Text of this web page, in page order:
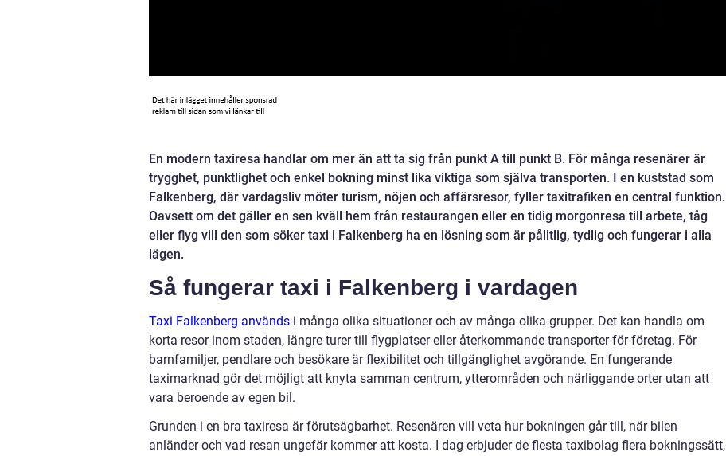
En modern taxiresa handlar om mer än att ta sig från punkt A till punkt B. För många resenärer är
trygghet, punktlighet och enkel bokning minst lika viktiga som själva transporten. I en kuststad som
Falkenberg, där vardagsliv möter turism, nöjen och affärsresor, fyller taxitrafiken en central funktion.
Oavsett om det gäller en sen kväll hem från restaurangen eller en tidig morgonresa till arbete, tåg
eller flyg vill den som söker taxi i Falkenberg ha en lösning som är pålitlig, tydlig och fungerar i alla
lägen.
Så fungerar taxi i Falkenberg i vardagen
Taxi Falkenberg används i många olika situationer och av många olika grupper. Det kan handla om
korta resor inom staden, längre turer till flygplatser eller återkommande transporter för företag. För
barnfamiljer, pendlare och besökare är flexibilitet och tillgänglighet avgörande. En fungerande
taximarknad gör det möjligt att knyta samman centrum, ytterområden och närliggande orter utan att
vara beroende av egen bil.
Grunden i en bra taxiresa är förutsägbarhet. Resenären vill veta hur bokningen går till, när bilen
anländer och vad resan ungefär kommer att kosta. I dag erbjuder de flesta taxibolag flera bokningssätt,